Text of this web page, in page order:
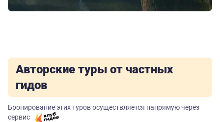
Авторские туры от частных
гидов
Бронирование этих туров осуществляется напрямую через
сервис